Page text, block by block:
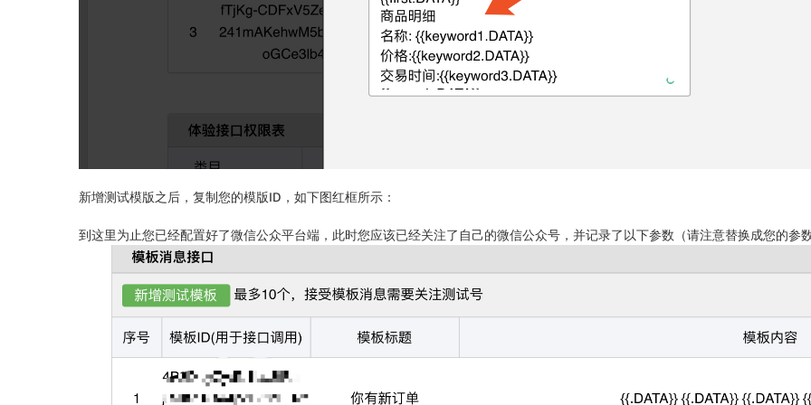
新增测试模版之后，复制您的模版ID，如下图红框所示：
到这里为止您已经配置好了微信公众平台端，此时您应该已经关注了自己的微信公众号，并记录了以下参数（请注意替换成您的参